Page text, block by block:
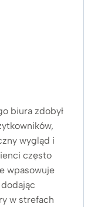
biura zdobył
wygląd i
często
wpasowuje
w strefach